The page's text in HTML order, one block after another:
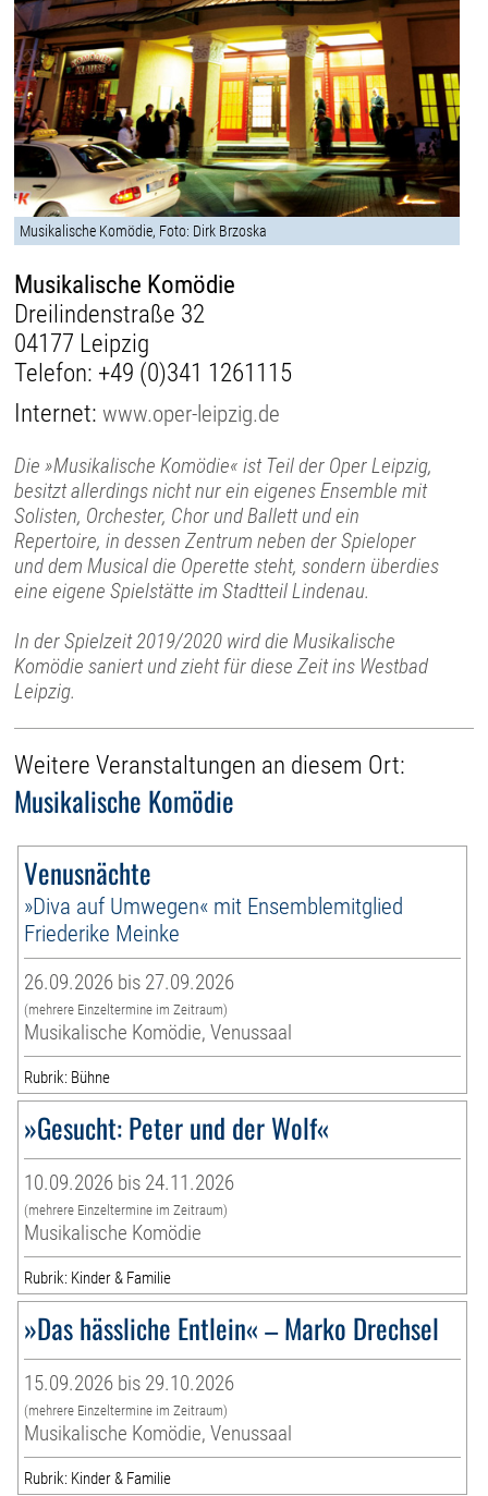
Musikalische Komödie, Foto: Dirk Brzoska
Musikalische Komödie
Dreilindenstraße 32
04177 Leipzig
Telefon: +49 (0)341 1261115
Internet:www.oper-leipzig.de
Die »Musikalische Komödie« ist Teil der Oper Leipzig,
besitzt allerdings nicht nur ein eigenes Ensemble mit
Solisten, Orchester, Chor und Ballett und ein
Repertoire, in dessen Zentrum neben der Spieloper
und dem Musical die Operette steht, sondern überdies
eine eigene Spielstätte im Stadtteil Lindenau.
In der Spielzeit 2019/2020 wird die Musikalische
Komödie saniert und zieht für diese Zeit ins Westbad
Leipzig.
Weitere Veranstaltungen an diesem Ort:
Musikalische Komödie
Venusnächte
»Diva auf Umwegen« mit Ensemblemitglied
Friederike Meinke
26.09.2026 bis 27.09.2026
(mehrere Einzeltermine im Zeitraum)
Musikalische Komödie, Venussaal
Rubrik: Bühne
»Gesucht: Peter und der Wolf«
10.09.2026 bis 24.11.2026
(mehrere Einzeltermine im Zeitraum)
Musikalische Komödie
Rubrik: Kinder & Familie
»Das hässliche Entlein« – Marko Drechsel
15.09.2026 bis 29.10.2026
(mehrere Einzeltermine im Zeitraum)
Musikalische Komödie, Venussaal
Rubrik: Kinder & Familie